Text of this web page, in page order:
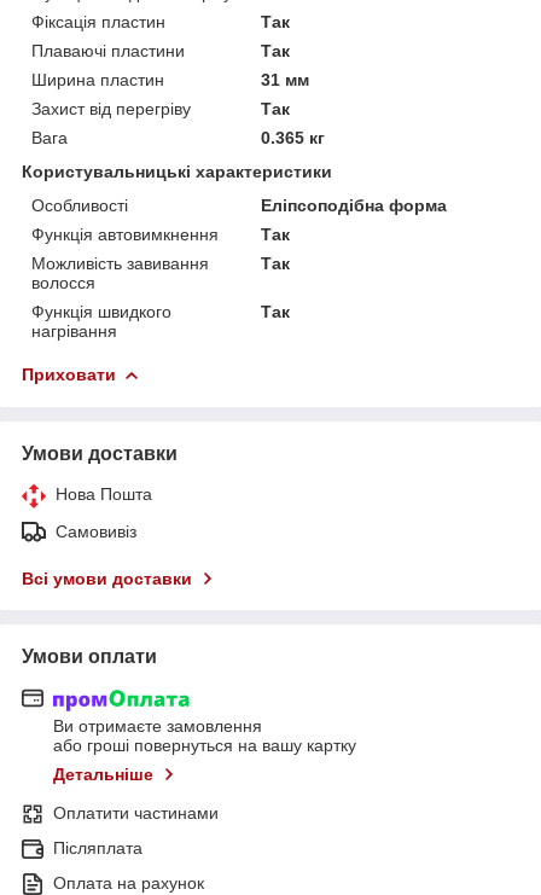
Фіксація пластин
Так
Плаваючі пластини
Так
Ширина пластин
31 мм
Захист від перегріву
Так
Вага
0.365 кг
Користувальницькі характеристики
Особливості
Еліпсоподібна форма
Функція автовимкнення
Так
Можливість завивання
волосся
Так
Функція швидкого
нагрівання
Так
Приховати
Умови доставки
Нова Пошта
Самовивіз
Всі умови доставки
Умови оплати
Ви отримаєте замовлення
або гроші повернуться на вашу картку
Детальніше
Оплатити частинами
Післяплата
Оплата на рахунок